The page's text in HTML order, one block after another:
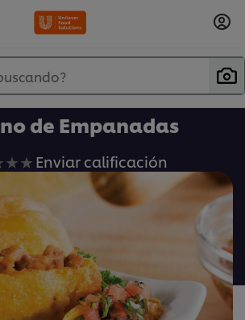
de Empanadas
No
calificaciones
para
este
recipe
Enviar calificación